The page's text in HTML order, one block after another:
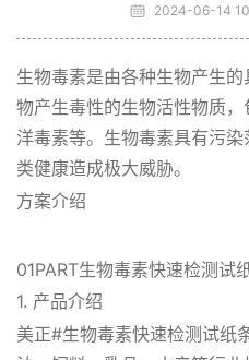
2024-06-14
生物毒素是由各种生物产生
物产生毒性的生物活性物质
洋毒素等。生物毒素具有污
类健康造成极大威胁。
方案介绍
01PART生物毒素快速检测试
1. 产品介绍
美正#生物毒素快速检测试纸